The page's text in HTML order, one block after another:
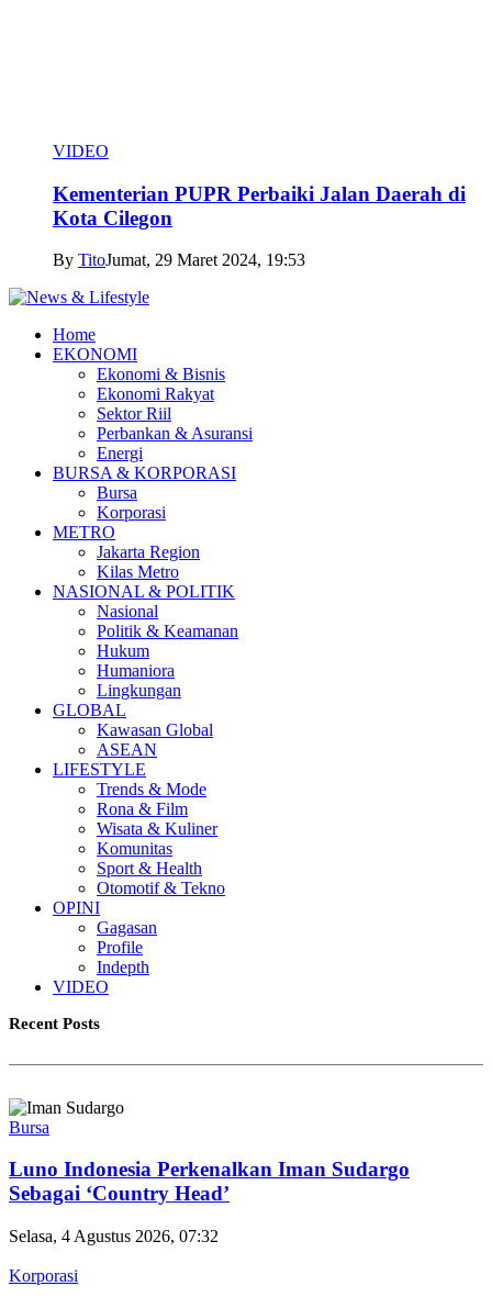
VIDEO
Kementerian PUPR Perbaiki Jalan Daerah di
Kota Cilegon
By TitoJumat, 29 Maret 2024, 19:53
Home
EKONOMI
Ekonomi & Bisnis
Ekonomi Rakyat
Sektor Riil
Perbankan & Asuransi
Energi
BURSA & KORPORASI
Bursa
Korporasi
METRO
Jakarta Region
Kilas Metro
NASIONAL & POLITIK
Nasional
Politik & Keamanan
Hukum
Humaniora
Lingkungan
GLOBAL
Kawasan Global
ASEAN
LIFESTYLE
Trends & Mode
Rona & Film
Wisata & Kuliner
Komunitas
Sport & Health
Otomotif & Tekno
OPINI
Gagasan
Profile
Indepth
VIDEO
Recent Posts
Bursa
Luno Indonesia Perkenalkan Iman Sudargo
Sebagai ‘Country Head’
Selasa, 4 Agustus 2026, 07:32
Korporasi